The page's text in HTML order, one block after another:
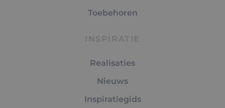
Toebehoren
INSPIRATIE
Realisaties
Nieuws
Inspiratiegids